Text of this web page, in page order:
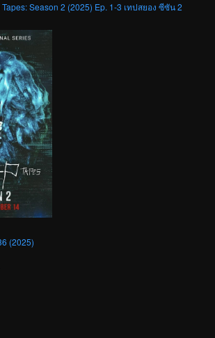
Tapes: Season 2 (2025) Ep. 1-3 เทปสยอง ซีซัน 2
(2025)